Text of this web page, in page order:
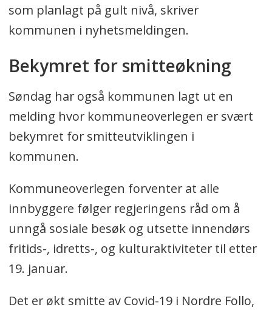
som planlagt på gult nivå, skriver
kommunen i nyhetsmeldingen.
Bekymret for smitteøkning
Søndag har også kommunen lagt ut en
melding hvor kommuneoverlegen er svært
bekymret for smitteutviklingen i
kommunen.
Kommuneoverlegen forventer at alle
innbyggere følger regjeringens råd om å
unngå sosiale besøk og utsette innendørs
fritids-, idretts-, og kulturaktiviteter til etter
19. januar.
Det er økt smitte av Covid-19 i Nordre Follo,